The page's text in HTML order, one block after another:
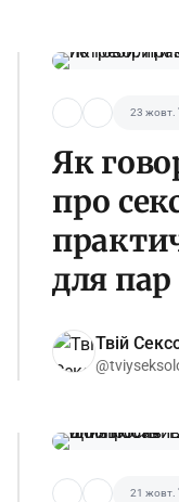
23 жовт.
Як
про
для пар
Твій
21 жовт.